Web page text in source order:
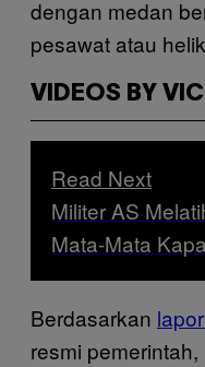
dengan medan
pesawat atau
VIDEOS BY
Read Next
Militer AS
Mata-Mata
Berdasarkan
resmi